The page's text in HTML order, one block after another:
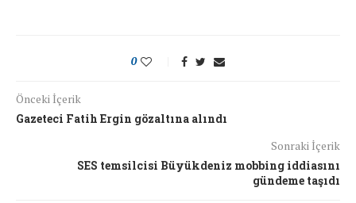
0
Önceki İçerik
Gazeteci Fatih Ergin gözaltına alındı
Sonraki İçerik
SES temsilcisi Büyükdeniz mobbing iddiasını
gündeme taşıdı